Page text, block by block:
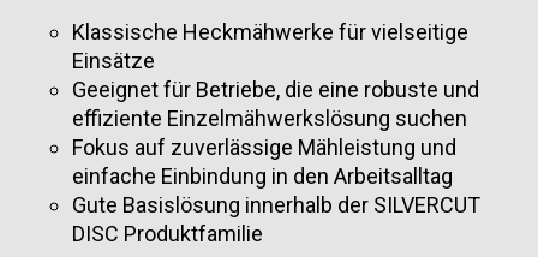
Klassische Heckmähwerke für vielseitige
Einsätze
Geeignet für Betriebe, die eine robuste und
effiziente Einzelmähwerkslösung suchen
Fokus auf zuverlässige Mähleistung und
einfache Einbindung in den Arbeitsalltag
Gute Basislösung innerhalb der SILVERCUT
DISC Produktfamilie